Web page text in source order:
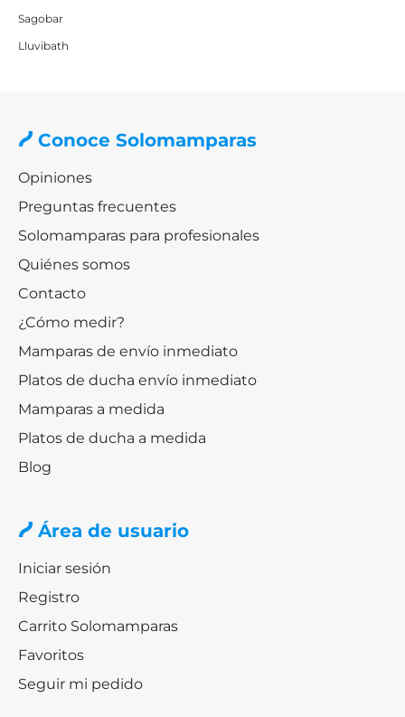
Sagobar
Lluvibath
Conoce Solomamparas
Opiniones
Preguntas frecuentes
Solomamparas para profesionales
Quiénes somos
Contacto
¿Cómo medir?
Mamparas de envío inmediato
Platos de ducha envío inmediato
Mamparas a medida
Platos de ducha a medida
Blog
Área de usuario
Iniciar sesión
Registro
Carrito Solomamparas
Favoritos
Seguir mi pedido